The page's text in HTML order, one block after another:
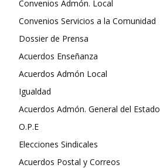
Convenios Admón. Local
Convenios Servicios a la Comunidad
Dossier de Prensa
Acuerdos Enseñanza
Acuerdos Admón Local
Igualdad
Acuerdos Admón. General del Estado
O.P.E
Elecciones Sindicales
Acuerdos Postal y Correos